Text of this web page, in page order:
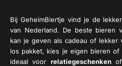
Bij GeheimBiertje vind je de
van Nederland. De beste bieren
kan je geven als cadeau of
los pakket, kies je eigen bieren of
ideaal voor relatiegeschenkenof